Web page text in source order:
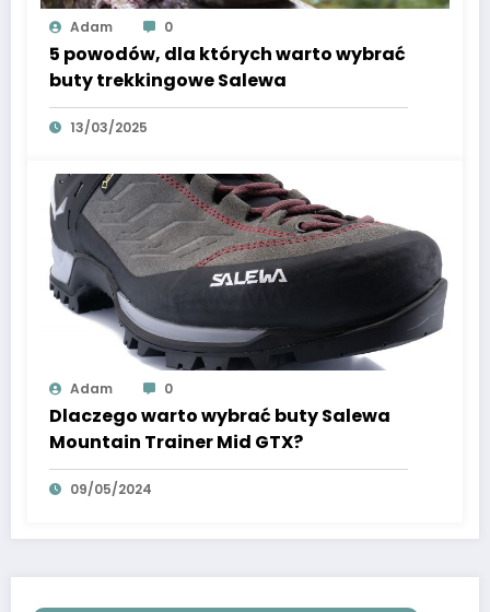
Adam 0
5 powodów, dla których warto wybrać
buty trekkingowe Salewa
13/03/2025
Adam 0
Dlaczego warto wybrać buty Salewa
Mountain Trainer Mid GTX?
09/05/2024